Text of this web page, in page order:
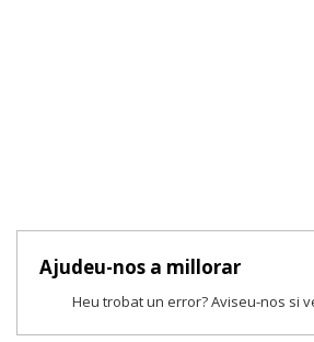
Ajudeu-nos a millorar
Heu trobat un error? Aviseu-nos si